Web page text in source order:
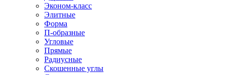
Эконом-класс
Элитные
Форма
П-образные
Угловые
Прямые
Радиусные
Скошенные углы